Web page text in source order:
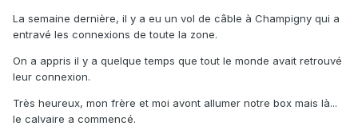
La semaine dernière, il y a eu un vol de câble à Champigny qui a
entravé les connexions de toute la zone.
On a appris il y a quelque temps que tout le monde avait retrouvé
leur connexion.
Très heureux, mon frère et moi avont allumer notre box mais là...
le calvaire a commencé.